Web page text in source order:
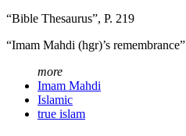
“Bible Thesaurus”, P. 219
“Imam Mahdi (hgr)’s remembrance”
more
Imam Mahdi
Islamic
true islam